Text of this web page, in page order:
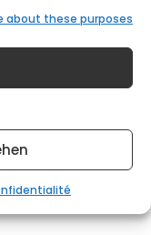
about these purposes